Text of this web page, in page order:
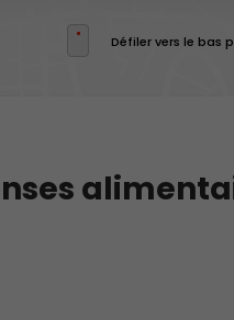
Défiler vers le bas